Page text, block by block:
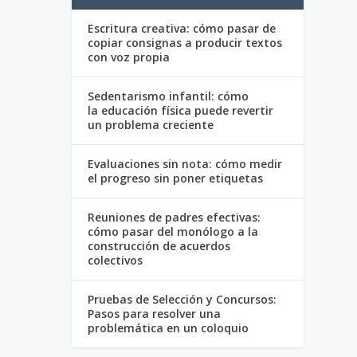
Escritura creativa: cómo pasar de
copiar consignas a producir textos
con voz propia
Sedentarismo infantil: cómo
la educación física puede revertir
un problema creciente
Evaluaciones sin nota: cómo medir
el progreso sin poner etiquetas
Reuniones de padres efectivas:
cómo pasar del monólogo a la
construcción de acuerdos
colectivos
Pruebas de Selección y Concursos:
Pasos para resolver una
problemática en un coloquio